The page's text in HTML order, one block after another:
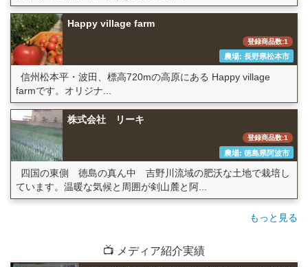
Happy village farm
登録商品数:1
農場: 長野県松本市
信州松本平・波田、標高720mの高原にある Happy village
farmです。オリジナ...
株式会社 リーキ
登録商品数:1
農場: 徳島県阿波市
四国の東側 徳島の真ん中 吉野川流域の肥沃な土地で栽培し
ています。温暖な気候と周囲が剣山麓と阿...
もっと見る
📺 メディア紹介実績